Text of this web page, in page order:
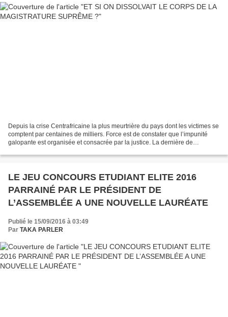
Depuis la crise Centrafricaine la plus meurtrière du pays dont les victimes se
comptent par centaines de milliers. Force est de constater que l’impunité
galopante est organisée et consacrée par la justice. La dernière de
LE JEU CONCOURS ETUDIANT ELITE 2016
PARRAINÉ PAR LE PRÉSIDENT DE
L’ASSEMBLÉE A UNE NOUVELLE LAURÉATE
Publié le 15/09/2016 à 03:49
Par TAKA PARLER